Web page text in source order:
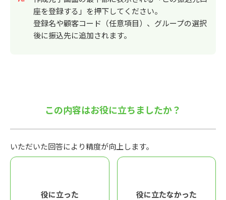
座を登録する」を押下してください。
登録名や顧客コード（任意項目）、グループの選択
後に振込先に追加されます。
この内容はお役に立ちましたか？
いただいた回答により精度が向上します。
役に立った 役に立たなかった